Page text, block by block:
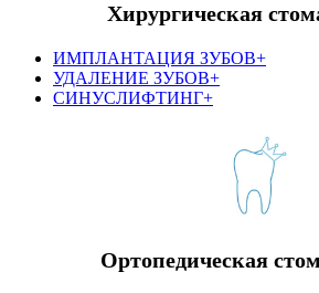
Хирургическая
ИМПЛАНТАЦИЯ ЗУБОВ+
УДАЛЕНИЕ ЗУБОВ+
СИНУСЛИФТИНГ+
Ортопедическая